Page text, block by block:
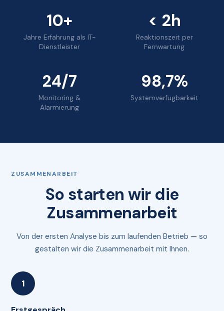
10+
Jahre Erfahrung als IT-
Dienstleister
< 2h
Reaktionszeit per
Fernwartung
24/7
Monitoring &
Alarmierung
98,7%
Systemverfügbarkeit
ZUSAMMENARBEIT
So starten wir die
Zusammenarbeit
Von der ersten Analyse bis zum laufenden Betrieb — so
gestalten wir die Zusammenarbeit mit Ihnen.